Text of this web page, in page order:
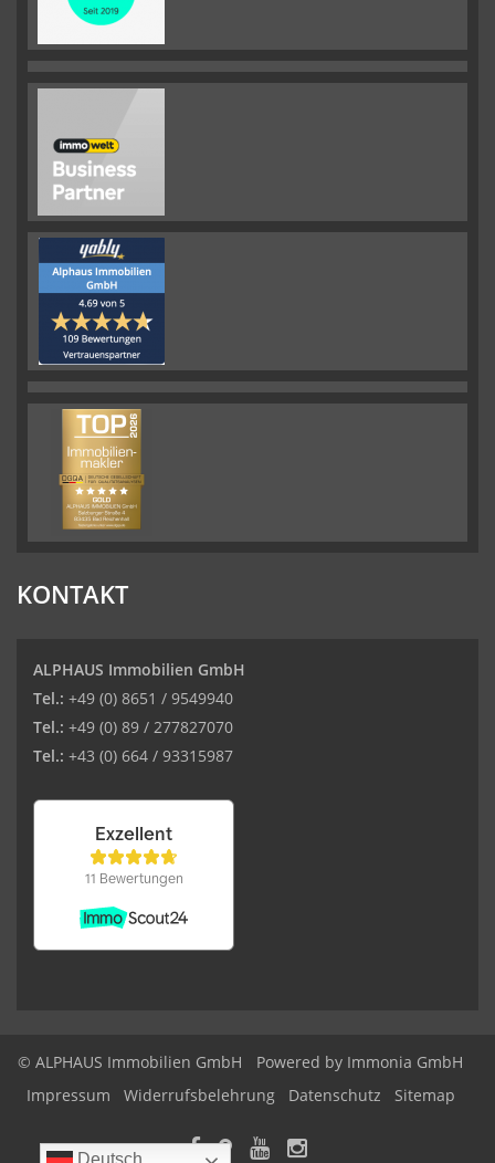
KONTAKT
ALPHAUS Immobilien GmbH
Tel.: +49 (0) 8651 / 9549940
Tel.: +49 (0) 89 / 277827070
Tel.: +43 (0) 664 / 93315987
© ALPHAUS Immobilien GmbH
Powered by Immonia GmbH
Impressum
Widerrufsbelehrung Datenschutz Sitemap